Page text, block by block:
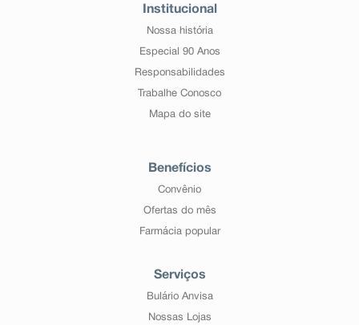
Institucional
Nossa história
Especial 90 Anos
Responsabilidades
Trabalhe Conosco
Mapa do site
Benefícios
Convênio
Ofertas do mês
Farmácia popular
Serviços
Bulário Anvisa
Nossas Lojas